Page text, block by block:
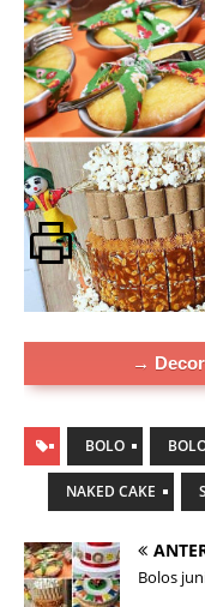
→
BOLO
NAKED CAKE
Bolos